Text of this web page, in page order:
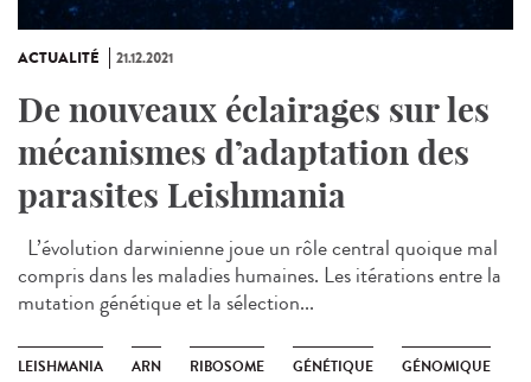
ACTUALITÉ 21.12.2021
De nouveaux éclairages sur les
mécanismes d’adaptation des
parasites Leishmania
L’évolution darwinienne joue un rôle central quoique mal
compris dans les maladies humaines. Les itérations entre la
mutation génétique et la sélection...
LEISHMANIA ARN RIBOSOME GÉNÉTIQUE GÉNOMIQUE